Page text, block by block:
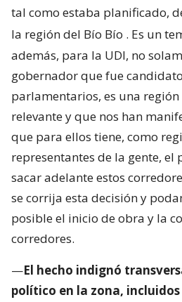
tal como estaba planificado,
la región del Bío Bío . Es un
además, para la UDI, no
gobernador que fue
parlamentarios, es una
relevante y que nos han
que para ellos tiene, como
representantes de la gente, el
sacar adelante estos
se corrija esta decisión y
posible el inicio de obra y la
corredores.
—El hecho indignó
político en la zona,